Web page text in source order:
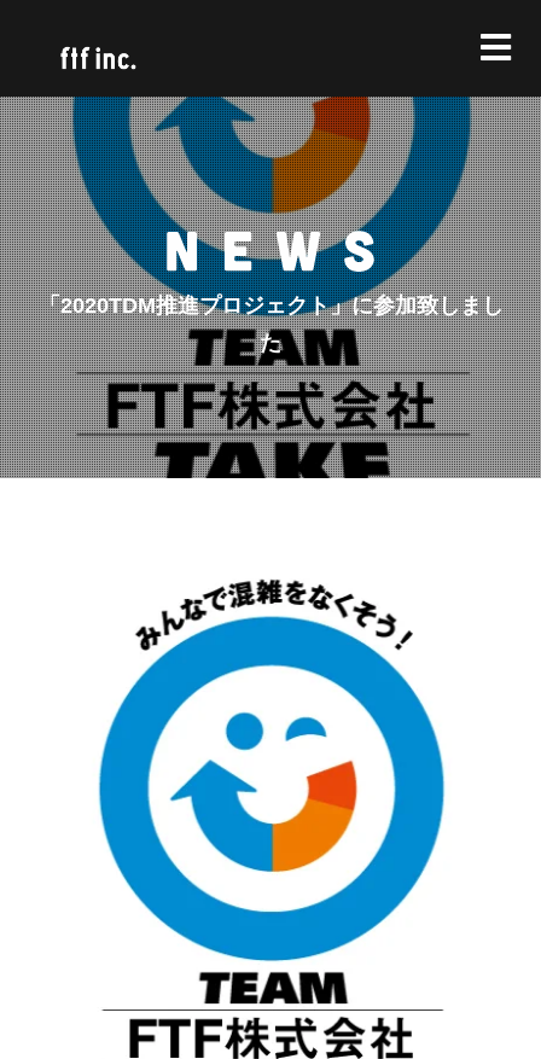
「2020TDM推進プロジェクト」に参加致しまし
た